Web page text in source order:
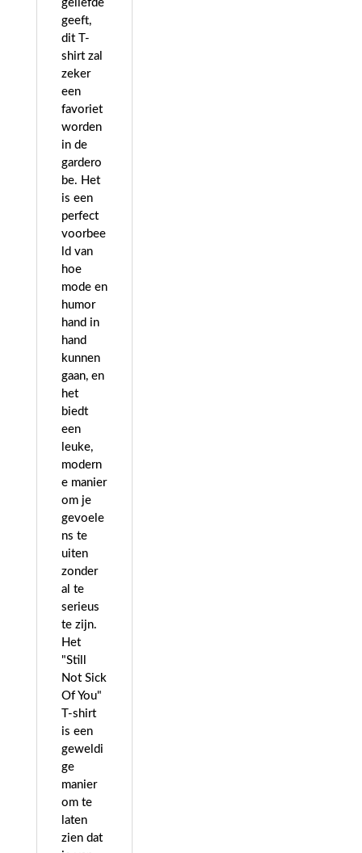
geliefde
geeft,
dit T-
shirt zal
zeker
een
favoriet
worden
in de
gardero
be. Het
is een
perfect
voorbee
ld van
hoe
mode en
humor
hand in
hand
kunnen
gaan, en
het
biedt
een
leuke,
modern
e manier
om je
gevoele
ns te
uiten
zonder
al te
serieus
te zijn.
Het
"Still
Not Sick
Of You"
T-shirt
is een
geweldi
ge
manier
om te
laten
zien dat